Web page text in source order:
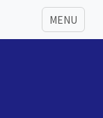
MENU